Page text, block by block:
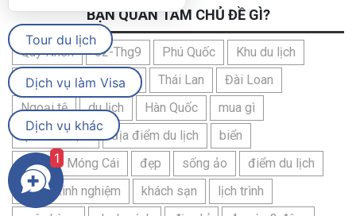
BẠN QUAN TÂM CHỦ ĐỀ GÌ?
Quy Nhơn 02-Thg9 Phú Quốc
Khu du lịch
Cát Bà
Campuchia Thái Lan
Đài Loan
Ngoại tệ
du lịch Hàn Quốc
mua gì
quà lưu niệm
địa điểm du lịch
biển
Trà Cổ - Móng Cái
đẹp sống ảo
điểm du lịch
Ăn
kinh nghiệm khách sạn
lịch trình
Tour du lịch
Dịch vụ làm Visa
Dịch vụ khác
1